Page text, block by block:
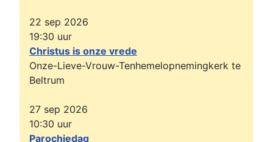
22 sep 2026
19:30 uur
Christus is onze vrede
Onze-Lieve-Vrouw-Tenhemelopnemingkerk te
Beltrum
27 sep 2026
10:30 uur
Parochiedag